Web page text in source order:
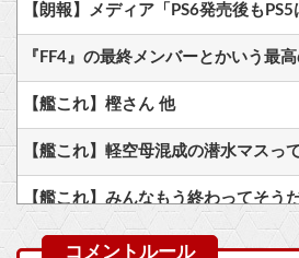
【朗報】メディア「PS6発売後もPS5
『FF4』の最終メンバーとかいう最
【艦これ】樫さん 他
【艦これ】今回のかわいい大賞は決